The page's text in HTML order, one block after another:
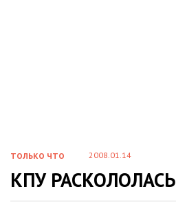
ТОЛЬКО ЧТО 2008.01.14
КПУ РАСКОЛОЛАСЬ